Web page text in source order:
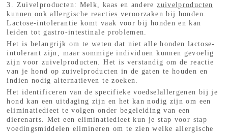
3. Zuivelproducten: Melk, kaas en anderezuivelproducten
kunnen ook allergische reacties veroorzaken bij honden.
Lactose-intolerantie komt vaak voor bij honden en kan
leiden tot gastro-intestinale problemen.
Het is belangrijk om te weten dat niet alle honden lactose-
intolerant zijn, maar sommige individuen kunnen gevoelig
zijn voor zuivelproducten. Het is verstandig om de reactie
van je hond op zuivelproducten in de gaten te houden en
indien nodig alternatieven te zoeken.
Het identificeren van de specifieke voedselallergenen bij je
hond kan een uitdaging zijn en het kan nodig zijn om een
eliminatiedieet te volgen onder begeleiding van een
dierenarts. Met een eliminatiedieet kun je stap voor stap
voedingsmiddelen elimineren om te zien welke allergische